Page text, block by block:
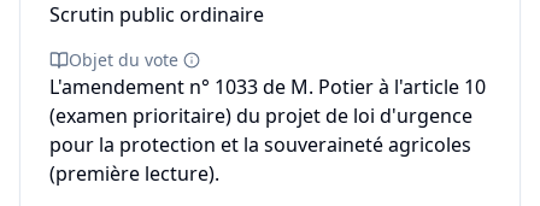
Scrutin public ordinaire
Objet du vote
L'amendement n° 1033 de M. Potier à l'article 10
(examen prioritaire) du projet de loi d'urgence
pour la protection et la souveraineté agricoles
(première lecture).